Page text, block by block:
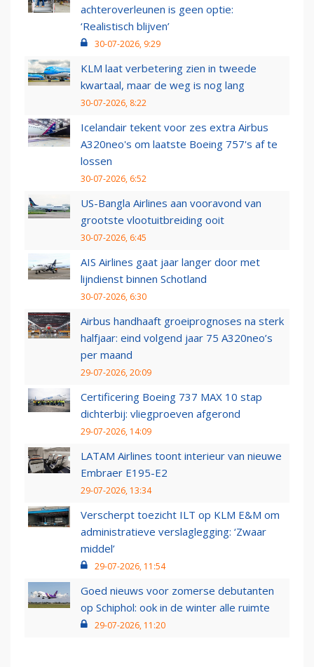
achteroverleunen is geen optie:
‘Realistisch blijven’
30-07-2026, 9:29
KLM laat verbetering zien in tweede
kwartaal, maar de weg is nog lang
30-07-2026, 8:22
Icelandair tekent voor zes extra Airbus
A320neo's om laatste Boeing 757's af te
lossen
30-07-2026, 6:52
US-Bangla Airlines aan vooravond van
grootste vlootuitbreiding ooit
30-07-2026, 6:45
AIS Airlines gaat jaar langer door met
lijndienst binnen Schotland
30-07-2026, 6:30
Airbus handhaaft groeiprognoses na sterk
halfjaar: eind volgend jaar 75 A320neo’s
per maand
29-07-2026, 20:09
Certificering Boeing 737 MAX 10 stap
dichterbij: vliegproeven afgerond
29-07-2026, 14:09
LATAM Airlines toont interieur van nieuwe
Embraer E195-E2
29-07-2026, 13:34
Verscherpt toezicht ILT op KLM E&M om
administratieve verslaglegging: ‘Zwaar
middel’
29-07-2026, 11:54
Goed nieuws voor zomerse debutanten
op Schiphol: ook in de winter alle ruimte
29-07-2026, 11:20